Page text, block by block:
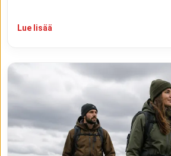
Lue lisää